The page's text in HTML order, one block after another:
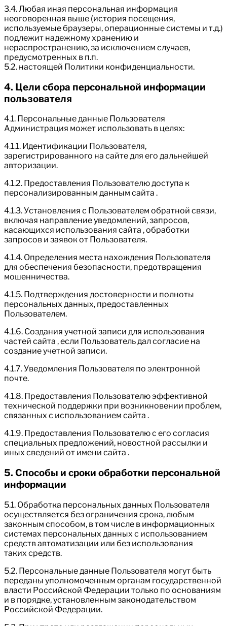
3.4. Любая иная персональная информация
неоговоренная выше (история посещения,
используемые браузеры, операционные системы и т.д.)
подлежит надежному хранению и
нераспространению, за исключением случаев,
предусмотренных в п.п.
5.2. настоящей Политики конфиденциальности.
4. Цели сбора персональной информации
пользователя
4.1. Персональные данные Пользователя
Администрация может использовать в целях:
4.1.1. Идентификации Пользователя,
зарегистрированного на сайте для его дальнейшей
авторизации.
4.1.2. Предоставления Пользователю доступа к
персонализированным данным сайта .
4.1.3. Установления с Пользователем обратной связи,
включая направление уведомлений, запросов,
касающихся использования сайта , обработки
запросов и заявок от Пользователя.
4.1.4. Определения места нахождения Пользователя
для обеспечения безопасности, предотвращения
мошенничества.
4.1.5. Подтверждения достоверности и полноты
персональных данных, предоставленных
Пользователем.
4.1.6. Создания учетной записи для использования
частей сайта , если Пользователь дал согласие на
создание учетной записи.
4.1.7. Уведомления Пользователя по электронной
почте.
4.1.8. Предоставления Пользователю эффективной
технической поддержки при возникновении проблем,
связанных с использованием сайта .
4.1.9. Предоставления Пользователю с его согласия
специальных предложений, новостной рассылки и
иных сведений от имени сайта .
5. Способы и сроки обработки персональной
информации
5.1. Обработка персональных данных Пользователя
осуществляется без ограничения срока, любым
законным способом, в том числе в информационных
системах персональных данных с использованием
средств автоматизации или без использования
таких средств.
5.2. Персональные данные Пользователя могут быть
переданы уполномоченным органам государственной
власти Российской Федерации только по основаниям
и в порядке, установленным законодательством
Российской Федерации.